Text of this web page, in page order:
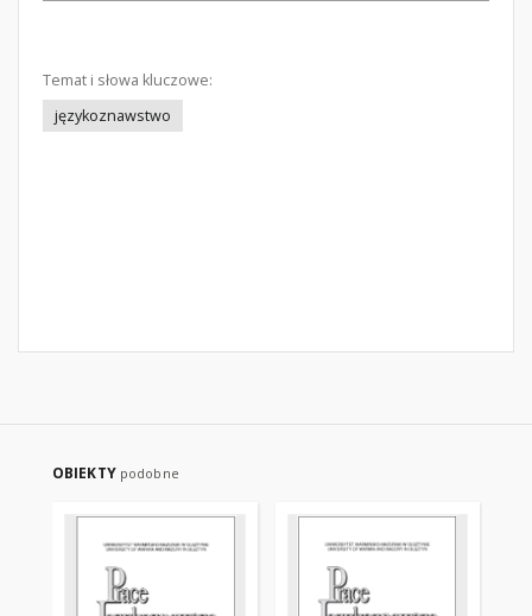
Temat i słowa kluczowe:
językoznawstwo
OBIEKTY podobne